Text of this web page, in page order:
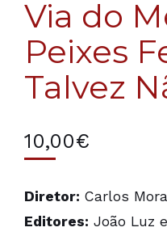
Via do
Peixes
Talvez
10,00€
Diretor: Carlos
Editores: João Luz